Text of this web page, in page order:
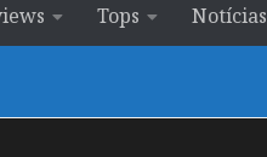
Tops Notícias